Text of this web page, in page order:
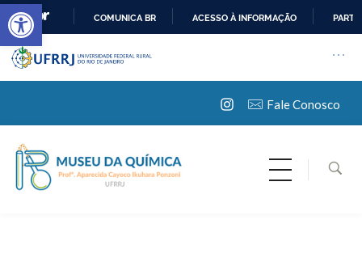
Barra de Ferramentas Aberta
O
CONTEÚDO
COMUNICA BR ACESSO À INFORMAÇÃO
Pular barra institucional
Barra institucional da
Fale Conosco